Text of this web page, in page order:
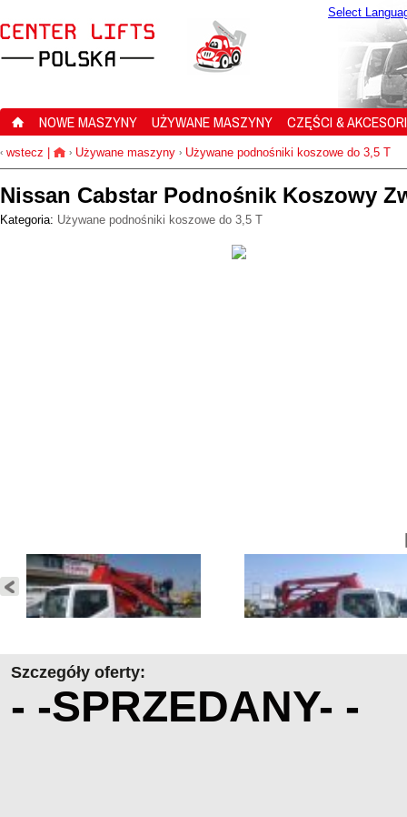
Select
NOWE MASZYNY UŻYWANE MASZYNY CZĘŚCI &
‹ wstecz › Używane maszyny › Używane podnośniki koszowe do 3,5 T
Nissan Cabstar Podnośnik Koszowy
Kategoria: Używane podnośniki koszowe do 3,5 T
Szczegóły oferty:
- -SPRZEDANY- -